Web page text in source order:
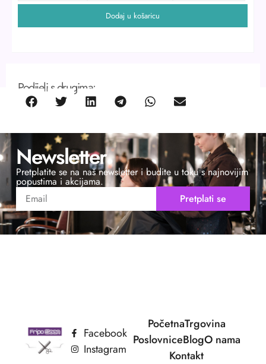
Dodaj u košaricu
Podijeli s drugima:
Newsletter
Pretplatite se na naš newsletter i budite u toku s najnovijim
popustima i akcijama.
Pretplati se
PočetnaTrgovina
PoslovniceBlogO nama
Kontakt
Facebook
Instagram